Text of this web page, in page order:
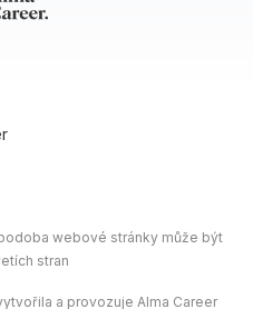
webové stránky může být
stran
a provozuje Alma Career